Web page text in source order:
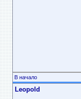
В начало
Leopold